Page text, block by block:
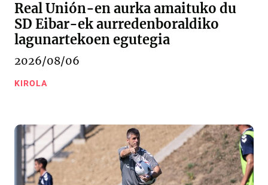
Real Unión-en aurka amaituko du
SD Eibar-ek aurredenboraldiko
lagunartekoen egutegia
2026/08/06
KIROLA